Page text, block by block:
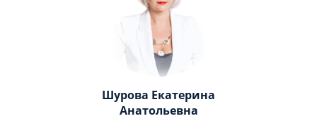
Шурова Екатерина
Анатольевна